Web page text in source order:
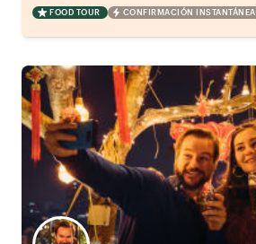
FOOD TOUR CONFIRMACIÓN INSTANTÁNEA